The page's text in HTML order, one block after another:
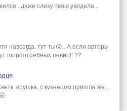
..даже слезу твою увидела...
навсегда, тут ты😜.. А если авторы
ширпотребных певиц!! ??
врушка, с кузнецом пришла же...